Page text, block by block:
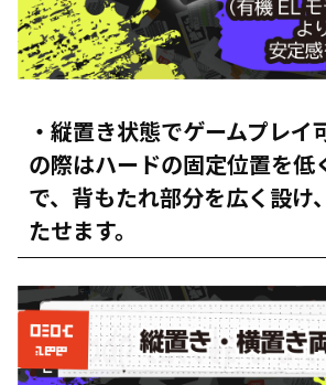
・縦置き状態でゲームプレイ
の際はハードの固定位置を低
で、背もたれ部分を広く設け
たせます。